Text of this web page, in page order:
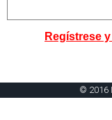
Regístrese
© 2016